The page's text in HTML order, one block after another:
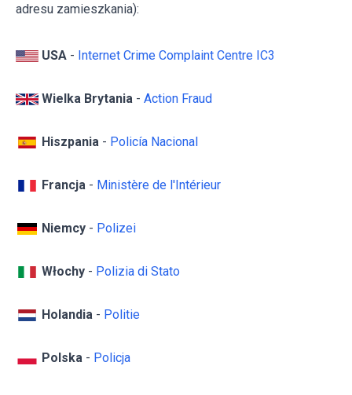
adresu zamieszkania):
USA - Internet Crime Complaint Centre IC3
Wielka Brytania - Action Fraud
Hiszpania - Policía Nacional
Francja - Ministère de l'Intérieur
Niemcy - Polizei
Włochy - Polizia di Stato
Holandia - Politie
Polska - Policja